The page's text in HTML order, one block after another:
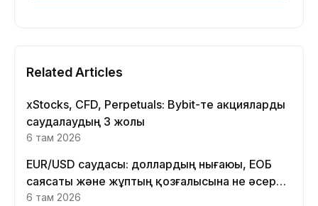
Related Articles
xStocks, CFD, Perpetuals: Bybit-те акцияларды
саудалаудың 3 жолы
6 там 2026
EUR/USD саудасы: доллардың нығаюы, ЕОБ
саясаты және жұптың қозғалысына не әсер
етеді
6 там 2026